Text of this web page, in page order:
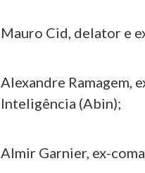
Mauro Cid, delator e
Alexandre Ramagem,
Inteligência (Abin);
Almir Garnier, ex-